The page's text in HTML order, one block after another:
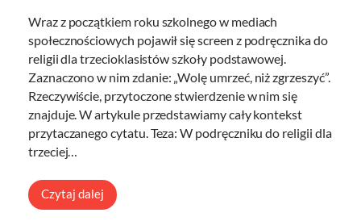
Wraz z początkiem roku szkolnego w mediach
społecznościowych pojawił się screen z podręcznika do
religii dla trzecioklasistów szkoły podstawowej.
Zaznaczono w nim zdanie: „Wolę umrzeć, niż zgrzeszyć”.
Rzeczywiście, przytoczone stwierdzenie w nim się
znajduje. W artykule przedstawiamy cały kontekst
przytaczanego cytatu. Teza: W podręczniku do religii dla
trzeciej…
Czytaj dalej